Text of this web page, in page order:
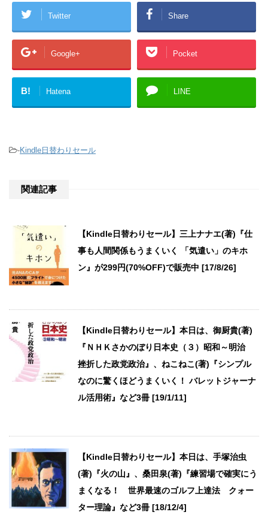
Twitter Share
Google+ Pocket
B! Hatena LINE
-Kindle日替わりセール
関連記事
【Kindle日替わりセール】三上ナナエ(著)『仕
事も人間関係もうまくいく 「気遣い」のキホ
ン』が299円(70%OFF)で販売中 [17/8/26]
【Kindle日替わりセール】本日は、御厨貴(著)
『ＮＨＫさかのぼり日本史（３）昭和～明治
挫折した政党政治』、ねこねこ(著)『シンプル
なのに驚くほどうまくいく！ バレットジャーナ
ル活用術』など3冊 [19/1/11]
【Kindle日替わりセール】本日は、手塚治虫
(著)『火の山』、桑田泉(著)『練習場で確実にう
まくなる！ 世界最速のゴルフ上達法 クォー
ター理論』など3冊 [18/12/4]